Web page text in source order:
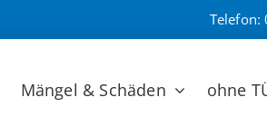
Telefon:
Mängel & Schäden ohne